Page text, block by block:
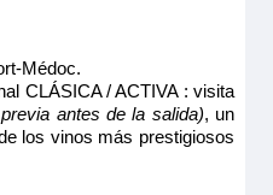
Médoc.
CLÁSICA / ACTIVA : visita
antes de la salida), un
los vinos más prestigiosos